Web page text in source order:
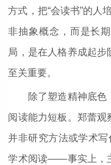
方式，把“会读书”的人
非抽象概念，而是长
局，是在人格养成起
至关重要。
除了塑造精神底色
阅读能力短板。郑蕾观
并非研究方法或学术写
学术阅读——事实上，